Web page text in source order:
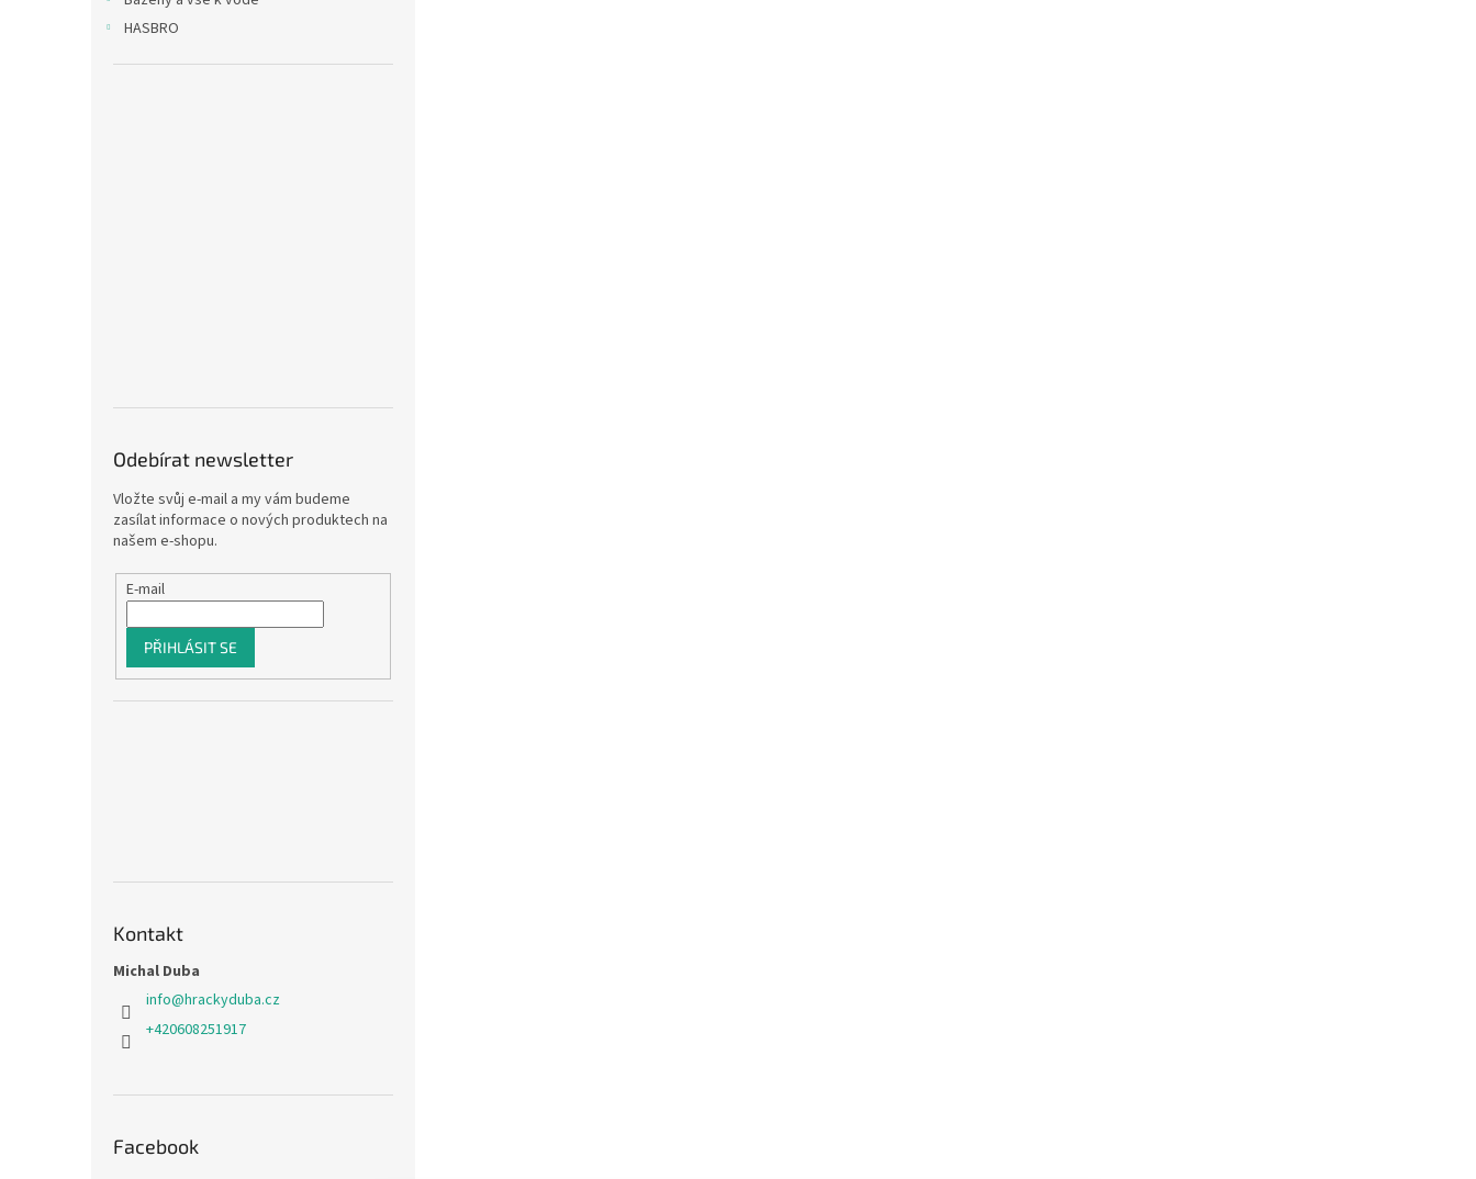
HASBRO
Odebírat newsletter
Vložte svůj e-mail a my vám budeme
zasílat informace o nových produktech na
našem e-shopu.
E-mail
PŘIHLÁSIT SE
Kontakt
Michal Duba
info@hrackyduba.cz
+420608251917
Facebook